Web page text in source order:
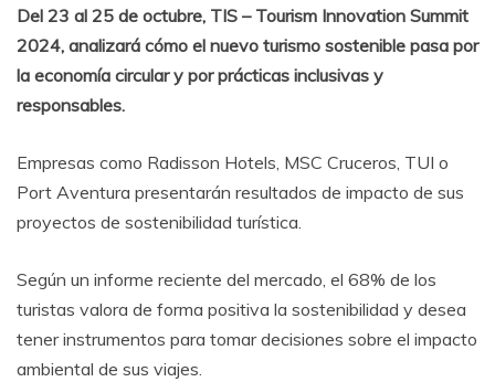
Del 23 al 25 de octubre, TIS – Tourism Innovation Summit
2024, analizará cómo el nuevo turismo sostenible pasa por
la economía circular y por prácticas inclusivas y
responsables.
Empresas como Radisson Hotels, MSC Cruceros, TUI o
Port Aventura presentarán resultados de impacto de sus
proyectos de sostenibilidad turística.
Según un informe reciente del mercado, el 68% de los
turistas valora de forma positiva la sostenibilidad y desea
tener instrumentos para tomar decisiones sobre el impacto
ambiental de sus viajes.